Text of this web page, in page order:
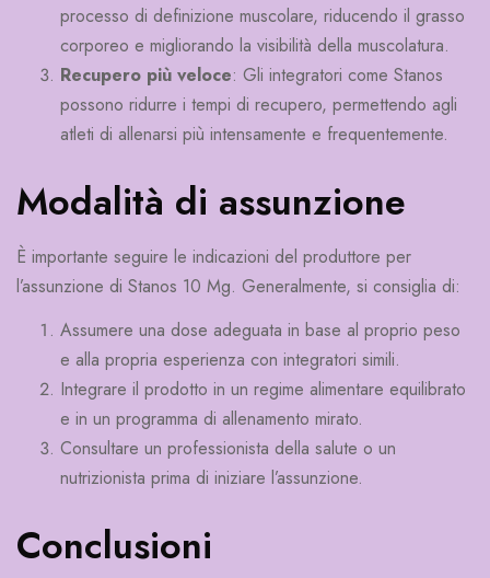
processo di definizione muscolare, riducendo il grasso
corporeo e migliorando la visibilità della muscolatura.
Recupero più veloce: Gli integratori come Stanos
possono ridurre i tempi di recupero, permettendo agli
atleti di allenarsi più intensamente e frequentemente.
Modalità di assunzione
È importante seguire le indicazioni del produttore per
l’assunzione di Stanos 10 Mg. Generalmente, si consiglia di:
Assumere una dose adeguata in base al proprio peso
e alla propria esperienza con integratori simili.
Integrare il prodotto in un regime alimentare equilibrato
e in un programma di allenamento mirato.
Consultare un professionista della salute o un
nutrizionista prima di iniziare l’assunzione.
Conclusioni